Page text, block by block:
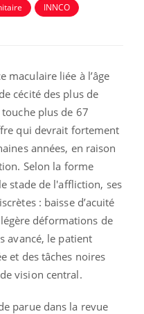
INNCO
maculaire liée à l’âge
cécité des plus de
plus de 67
qui devrait fortement
années, en raison
Selon la forme
stade de l'affliction, ses
: baisse d’acuité
déformations de
avancé, le patient
et des tâches noires
vision central.
parue dans la revue